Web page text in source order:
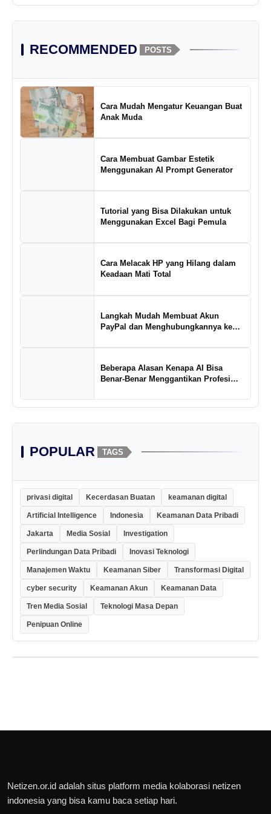
RECOMMENDED POSTS
Cara Mudah Mengatur Keuangan Buat
Anak Muda
Cara Membuat Gambar Estetik
Menggunakan AI Prompt Generator
Tutorial yang Bisa Dilakukan untuk
Menggunakan Excel Bagi Pemula
Cara Melacak HP yang Hilang dalam
Keadaan Mati Total
Langkah Mudah Membuat Akun
PayPal dan Menghubungkannya ke
Beberapa Alasan Kenapa AI Bisa
Benar-Benar Menggantikan Profesi
POPULAR TAGS
privasi digital Kecerdasan Buatan keamanan digital
Artificial Intelligence Indonesia Keamanan Data Pribadi
Jakarta Media Sosial Investigation
Perlindungan Data Pribadi Inovasi Teknologi
Manajemen Waktu Keamanan Siber Transformasi Digital
cyber security Keamanan Akun Keamanan Data
Tren Media Sosial Teknologi Masa Depan
Penipuan Online
Netizen.or.id adalah situs platform media kolaborasi netizen
indonesia yang bisa kamu baca setiap hari.